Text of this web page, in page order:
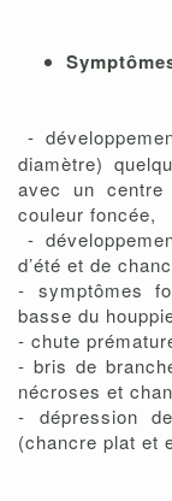
-
diamètre)
avec un
couleur foncée,
-
d’été et de
- symptômes
basse du
- chute
- bris de
nécroses et
- dépression
(chancre plat et